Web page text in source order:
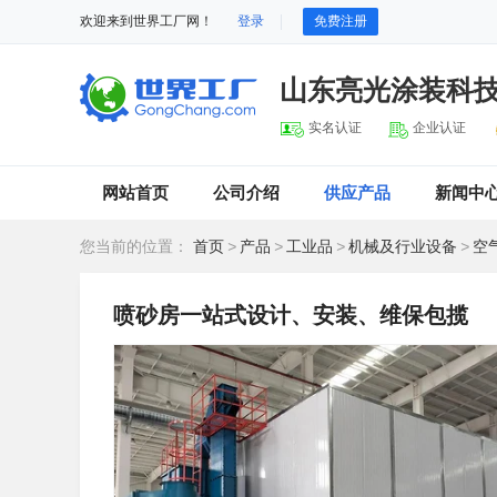
欢迎来到世界工厂网！ 登录 免费注册
山东亮光涂装科
实名认证 企业认证
网站首页 公司介绍 供应产品 新闻中
您当前的位置： 首页 > 产品 > 工业品 >机械及行业设备 > 空
喷砂房一站式设计、安装、维保包揽